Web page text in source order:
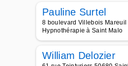
Pauline Surtel
8 boulevard Villebois
Hypnothérapie à Saint Malo
William Delozier